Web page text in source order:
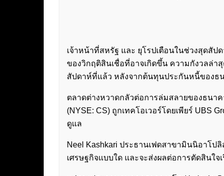
เจ้าหน้าที่สหรัฐ และ ยุโรปเตือนในช่วงสุดสั
ของวิกฤติสินเชื่อที่อาจเกิดขึ้น ความกังวลล่า
สัปดาห์ที่แล้ว หลังจากต้นทุนประกันหนี้ของธ
ตลาดต่างหวาดกลัวต่อการล่มสลายของธนาค
(NYSE: CS) ถูกเทคโอเวอร์โดยเพียร์ UBS
ดูแล
Neel Kashkari ประธานเฟดสาขามินนิอาโป
เศรษฐกิจแบบใด และจะส่งผลต่อการตัดสินใจ